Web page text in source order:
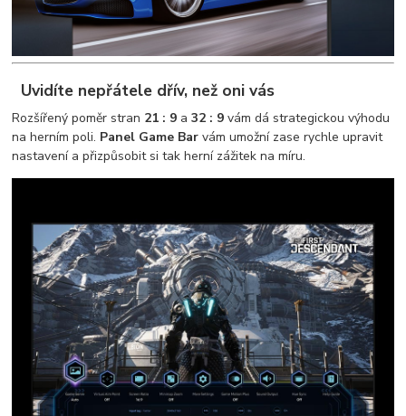
Uvidíte nepřátele dřív, než oni vás
Rozšířený poměr stran 21 : 9 a32 : 9 vám dá strategickou výhodu
na herním poli. Panel Game Bar vám umožní zase rychle upravit
nastavení a přizpůsobit si tak herní zážitek na míru.